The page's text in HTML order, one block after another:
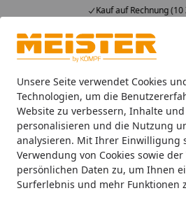
Unsere Seite verwendet Cookies
Technologien, um die
Website zu verbessern, Inhalte
personalisieren und die Nutzung
analysieren. Mit Ihrer Einwilligung
Verwendung von Cookies sowie
persönlichen Daten zu, um Ihnen
Surferlebnis und mehr Funktionen
Kauf auf Rechnung
Alle Produkte
Mein Konto
Suchen
Startseite
Kömpf Montage-Garantie
Was ist die Kömpf
Garantie?
Die Kömpf-Garantie schenkt